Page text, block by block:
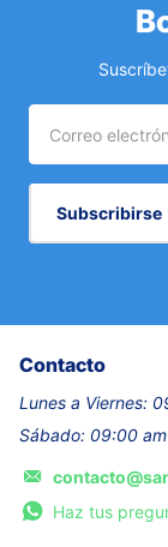
Subscribirse
Contacto
Lunes a Viernes:
Sábado: 09:00
Haz tus